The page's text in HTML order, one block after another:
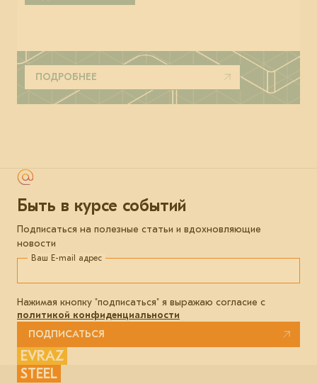
ПОДРОБНЕЕ
Быть в курсе событий
Подписаться на полезные статьи и вдохновляющие
новости
Ваш E-mail адрес
Нажимая кнопку "подписаться" я выражаю согласие с
политикой конфиденциальности
ПОДПИСАТЬСЯ
EVRAZ
STEEL